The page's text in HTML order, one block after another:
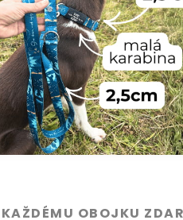
KAŽDÉMU OBOJKU